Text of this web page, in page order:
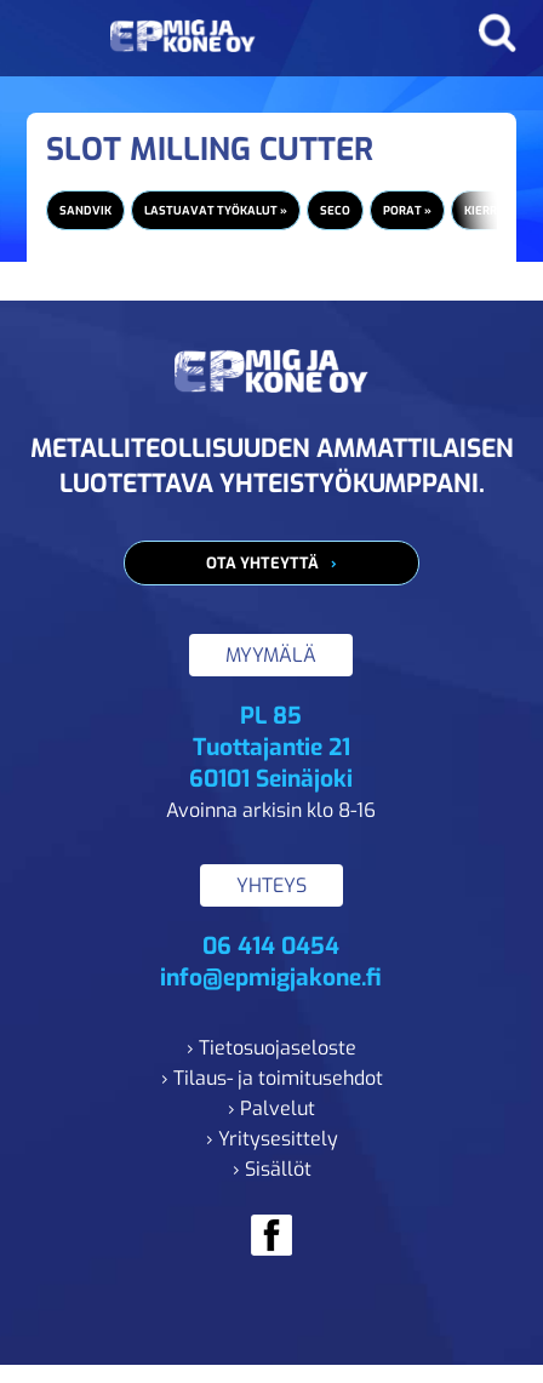
SLOT MILLING CUTTER
SANDVIK LASTUAVAT TYÖKALUT » SECO PORAT » KIERRETAPIT
METALLITEOLLISUUDEN AMMATTILAISEN
LUOTETTAVA YHTEISTYÖKUMPPANI.
OTA YHTEYTTÄ
MYYMÄLÄ
PL 85
Tuottajantie 21
60101 Seinäjoki
Avoinna arkisin klo 8-16
YHTEYS
06 414 0454
info@epmigjakone.fi
› Tietosuojaseloste
› Tilaus- ja toimitusehdot
› Palvelut
› Yritysesittely
› Sisällöt